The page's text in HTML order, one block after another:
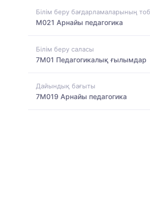
Білім беру бағдарламаларының
M021 Арнайы педагогика
Білім беру саласы
7M01 Педагогикалық ғылымдар
Дайындық бағыты
7M019 Арнайы педагогика